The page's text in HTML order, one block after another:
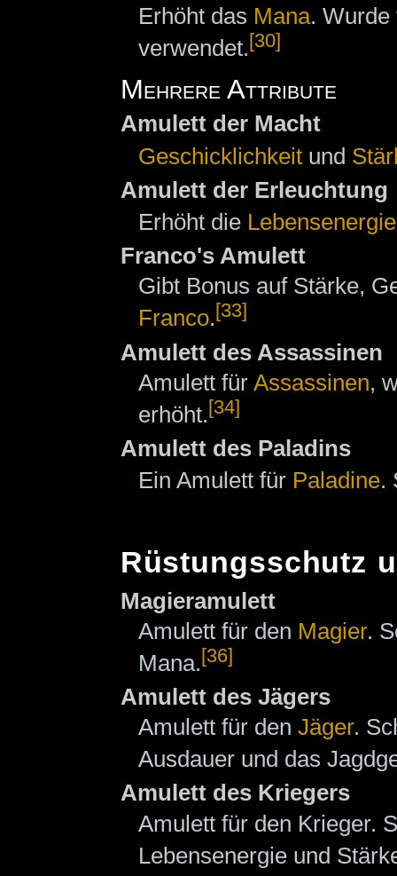
Erhöht das Mana.
verwendet.[30]
Mehrere Attribute
Amulett der Macht
Geschicklichkeit und
Amulett der Erleuchtung
Erhöht die Lebensenergie
Franco's Amulett
Gibt Bonus auf Stärke,
Franco. [33]
Amulett des Assassinen
Amulett für Assassinen,
erhöht.[34]
Amulett des Paladins
Ein Amulett für Paladine.
Rüstungsschutz
Magieramulett
Amulett für den Magier.
Mana.[36]
Amulett des Jägers
Amulett für den Jäger.
Ausdauer und das
Amulett des Kriegers
Amulett für den Krieger.
Lebensenergie und